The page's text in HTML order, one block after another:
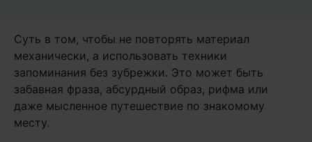
Суть в том, чтобы не повторять материал
механически, а использовать техники
запоминания без зубрежки. Это может быть
забавная фраза, абсурдный образ, рифма или
даже мысленное путешествие по знакомому
месту.